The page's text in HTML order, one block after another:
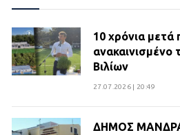
10 χρόνια μετά
ανακαινισμένο
Βιλίων
27.07.2026 | 20:49
ΔΗΜΟΣ